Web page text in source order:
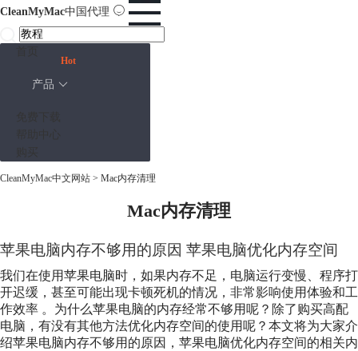
CleanMyMac中国代理
产品
Hot
CleanMyMac中文网站 > Mac内存清理
Mac内存清理
苹果电脑内存不够用的原因 苹果电脑优化内存空间
我们在使用苹果电脑时，如果内存不足，电脑运行变慢、程序打
开迟缓，甚至可能出现卡顿死机的情况，非常影响使用体验和工
作效率 。为什么苹果电脑的内存经常不够用呢？除了购买高配
电脑，有没有其他方法优化内存空间的使用呢？本文将为大家介
绍苹果电脑内存不够用的原因，苹果电脑优化内存空间的相关内